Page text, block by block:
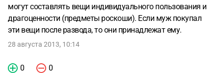
могут составлять вещи индивидуального пользования и
драгоценности (предметы роскоши). Если муж покупал
эти вещи после развода, то они принадлежат ему.
28 августа 2013, 10:14
0 0